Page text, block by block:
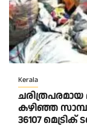
Kerala
കഴിഞ്ഞ
36107